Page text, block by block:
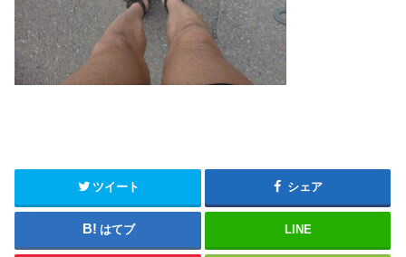
ツイート シェア
はてブ LINE